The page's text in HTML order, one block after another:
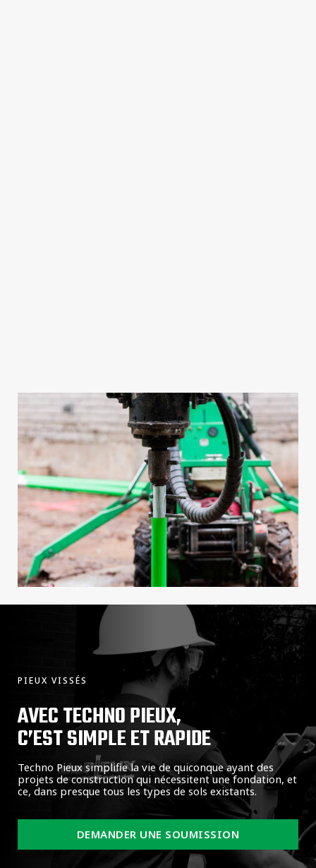
PIEUX VISSÉS
AVEC TECHNO PIEUX,
C’EST SIMPLE ET RAPIDE
Techno Pieux simplifie la vie de quiconque ayant des
projets de construction qui nécessitent une fondation, et
ce, dans presque tous les types de sols existants.
DEMANDER UNE SOUMISSION